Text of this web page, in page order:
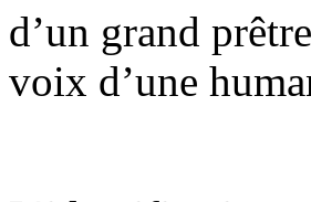
d’un grand
voix d’une